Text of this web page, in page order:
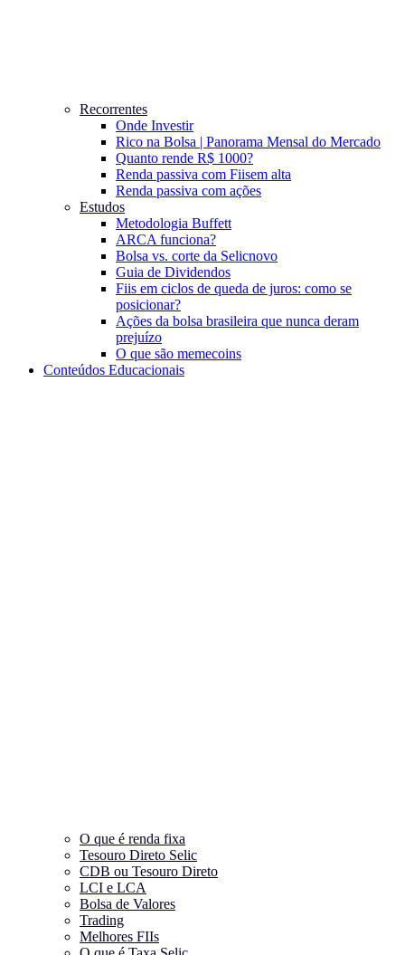
Recorrentes
Onde Investir
Rico na Bolsa | Panorama Mensal do Mercado
Quanto rende R$ 1000?
Renda passiva com Fiisem alta
Renda passiva com ações
Estudos
Metodologia Buffett
ARCA funciona?
Bolsa vs. corte da Selicnovo
Guia de Dividendos
Fiis em ciclos de queda de juros: como se
posicionar?
Ações da bolsa brasileira que nunca deram
prejuízo
O que são memecoins
Conteúdos Educacionais
O que é renda fixa
Tesouro Direto Selic
CDB ou Tesouro Direto
LCI e LCA
Bolsa de Valores
Trading
Melhores FIIs